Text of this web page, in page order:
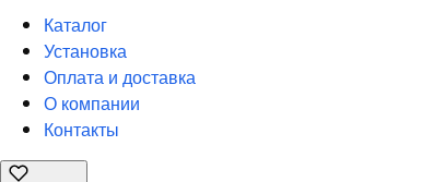
Каталог
Установка
Оплата и доставка
О компании
Контакты